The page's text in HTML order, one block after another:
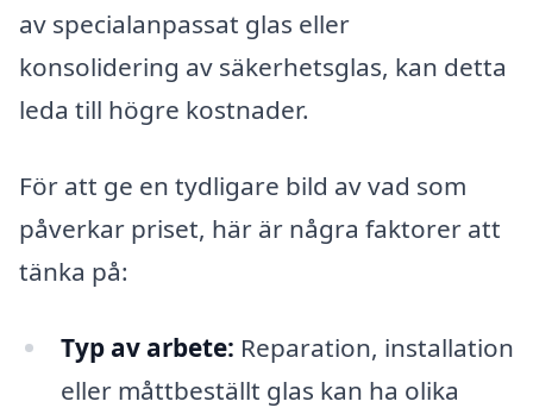
av specialanpassat glas eller
konsolidering av säkerhetsglas, kan detta
leda till högre kostnader.
För att ge en tydligare bild av vad som
påverkar priset, här är några faktorer att
tänka på:
Typ av arbete: Reparation, installation
eller måttbeställt glas kan ha olika